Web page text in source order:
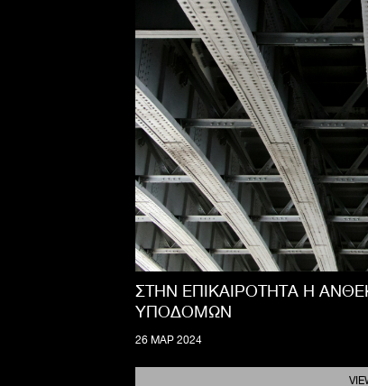
ΣΤΗΝ ΕΠΙΚΑΙΡΟΤΗΤΑ Η
ΥΠΟΔΟΜΩΝ
26 ΜΑΡ 2024